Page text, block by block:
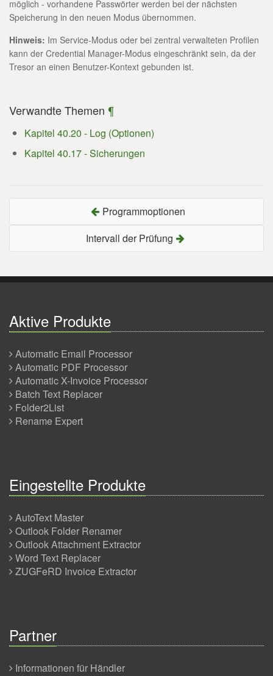
möglich - vorhandene Passwörter werden bei der nächsten
Speicherung in den neuen Modus übernommen.
Hinweis: Im Service-Modus oder bei zentral verwalteten Profilen
kann der Credential Manager-Modus eingeschränkt sein, da der
Tresor an einen Benutzer-Kontext gebunden ist.
Verwandte Themen ¶
Kapitel 40.20 - Log (Optionen)
Kapitel 40.17 - Sicherungen
Programmoptionen
Intervall der Prüfung
Aktive Produkte
Automatic Email Processor
Automatic PDF Processor
Automatic X-Invoice Processor
Batch Text Replacer
Folder2List
Rename Expert
Eingestellte Produkte
AutoText Master
Outlook Folder Renamer
Outlook Attachment Extractor
Word Text Replacer
ZUGFeRD Invoice Extractor
Partner
Informationen für Händler